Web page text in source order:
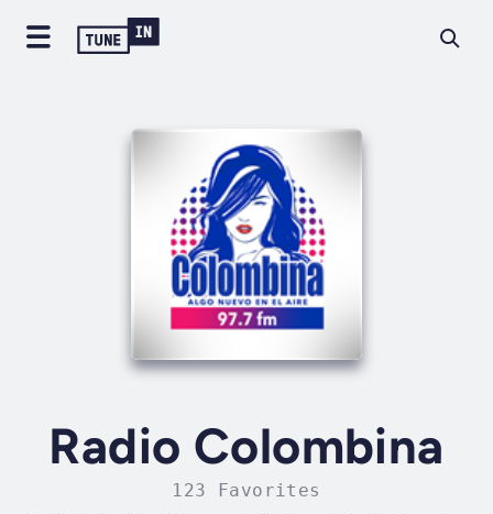
Radio Colombina
123 Favorites